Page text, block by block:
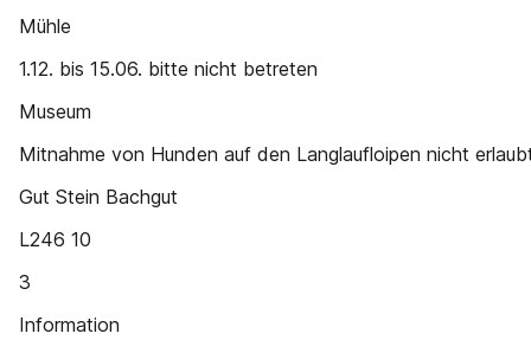
Mühle
1.12. bis 15.06. bitte nicht betreten
Museum
Mitnahme von Hunden auf den Langlaufloipen nicht
Gut Stein Bachgut
L246 10
3
Information